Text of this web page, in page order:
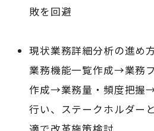
敗を回避
現状業務詳細分析の進め
業務機能一覧作成→業務
作成→業務量・頻度把握
行い、ステークホルダー